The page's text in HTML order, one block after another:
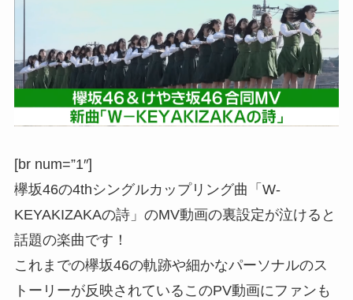
[br num=”1″]
欅坂46の4thシングルカップリング曲「W-
KEYAKIZAKAの詩」のMV動画の裏設定が泣けると
話題の楽曲です！
これまでの欅坂46の軌跡や細かなパーソナルのス
トーリーが反映されているこのPV動画にファンも